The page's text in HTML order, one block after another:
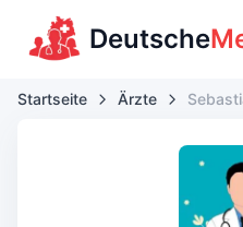
Deutsche
Startseite Ärzte